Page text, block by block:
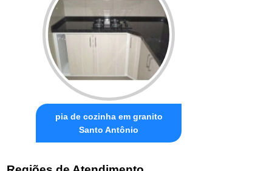
pia de cozinha em granito
Santo Antônio